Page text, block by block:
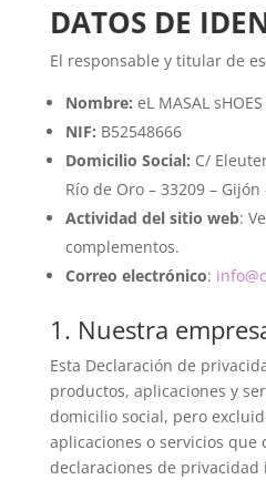
DATOS DE
El responsable y titular de
Nombre: eL MASAL sHOES
NIF: B52548666
Domicilio Social: C/
Río de Oro – 33209 –
Actividad del sitio web:
complementos.
Correo electrónico:
1. Nuestra
Esta Declaración de
productos, aplicaciones y
domicilio social, pero
aplicaciones o servicios que
declaraciones de